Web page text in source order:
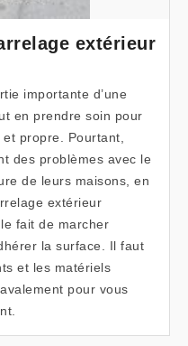
extérieur
importante d’une
en prendre soin pour
propre. Pourtant,
des problèmes avec le
de leurs maisons, en
extérieur
fait de marcher
la surface. Il faut
et les matériels
pour vous